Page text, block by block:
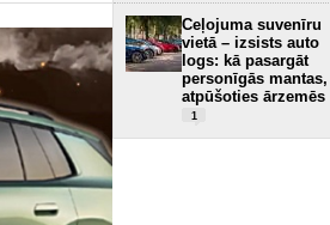
Ceļojuma suvenīru
vietā – izsists auto
logs: kā pasargāt
personīgās mantas,
atpūšoties ārzemēs
1